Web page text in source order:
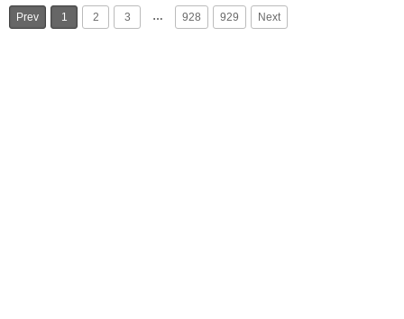
Prev 1 2 3 … 928 929 Next